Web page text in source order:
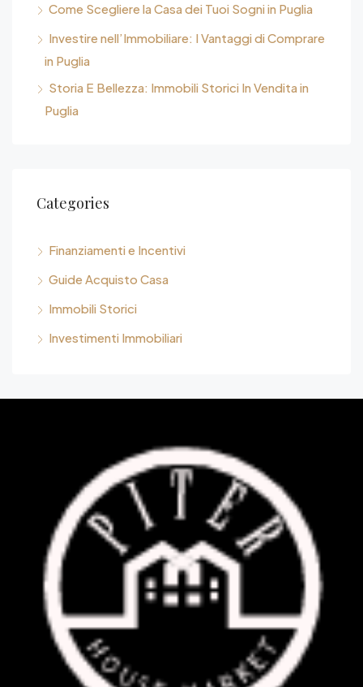
Come Scegliere la Casa dei Tuoi Sogni in Puglia
Investire nell’Immobiliare: I Vantaggi di Comprare
in Puglia
Storia E Bellezza: Immobili Storici In Vendita in
Puglia
Categories
Finanziamenti e Incentivi
Guide Acquisto Casa
Immobili Storici
Investimenti Immobiliari